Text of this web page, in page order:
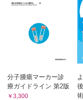
8 肥満を呈する
脳血管障害に対
肥満を呈する脳血
Case 8
9 肥満を呈する
がん患者の理学療
肥満を呈するがん
分子腫瘍マーカー診
療ガイドライン 第2版
￥3,300